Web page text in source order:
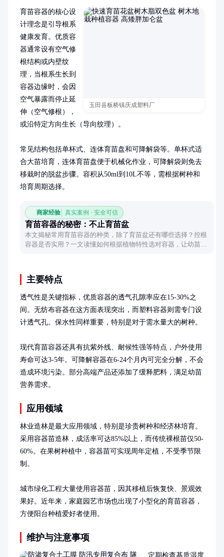
玉田县板桥镇庆成塑料厂
育苗容器的核心设
计理念是引导根系
健康发育。优质容
器通常设有空气修
根结构或内壁纹
理，当根系生长到
容器边缘时，会因
空气暴露而停止延
伸（空气修根），
或沿特定方向生长（导向纹理）。
常见结构包括单杯式、连体育苗盘和可降解袋等。单杯式适
合大苗培育，连体育苗盘便于机械化作业，可降解袋则免去
移栽时的脱盆步骤。容积从50ml到10L不等，需根据树种和
培育周期选择。
商家经验 真实案例 · 安全可信
育苗容器的秘密：不止育苗盆
本文揭秘常用育苗容器的种类，除了育苗盆还有哪些选择？控根
容器是否实用？一文读懂如何根据植物特性选对容器，让幼苗茁
主要特点
透气性是关键指标，优质容器的透气孔隙率应在15-30%之
间。无纺布容器在这方面表现突出，而塑料容器则需专门设
计透气孔。保水性同样重要，特别是对于需水量大的树种。
现代育苗容器还具有抗紫外线、耐候性强等特点，户外使用
寿命可达3-5年。可降解容器在6-24个月内可完全分解，不会
造成环境污染。部分高端产品还添加了缓释肥料，满足幼苗
营养需求。
应用领域
林业造林是最大应用领域，特别是珍贵树种和经济林培育。
采用容器苗造林，成活率可达85%以上，而传统裸根苗仅50-
60%。在果树种植中，容器苗可实现周年定植，不受季节限
制。
城市绿化工程大量使用容器苗，因其移植后恢复快、景观效
果好。近年来，家庭园艺市场也出现了小型化的育苗容器，
方便阳台种植爱好者使用。
维护与注意事项
定期检查基质湿度